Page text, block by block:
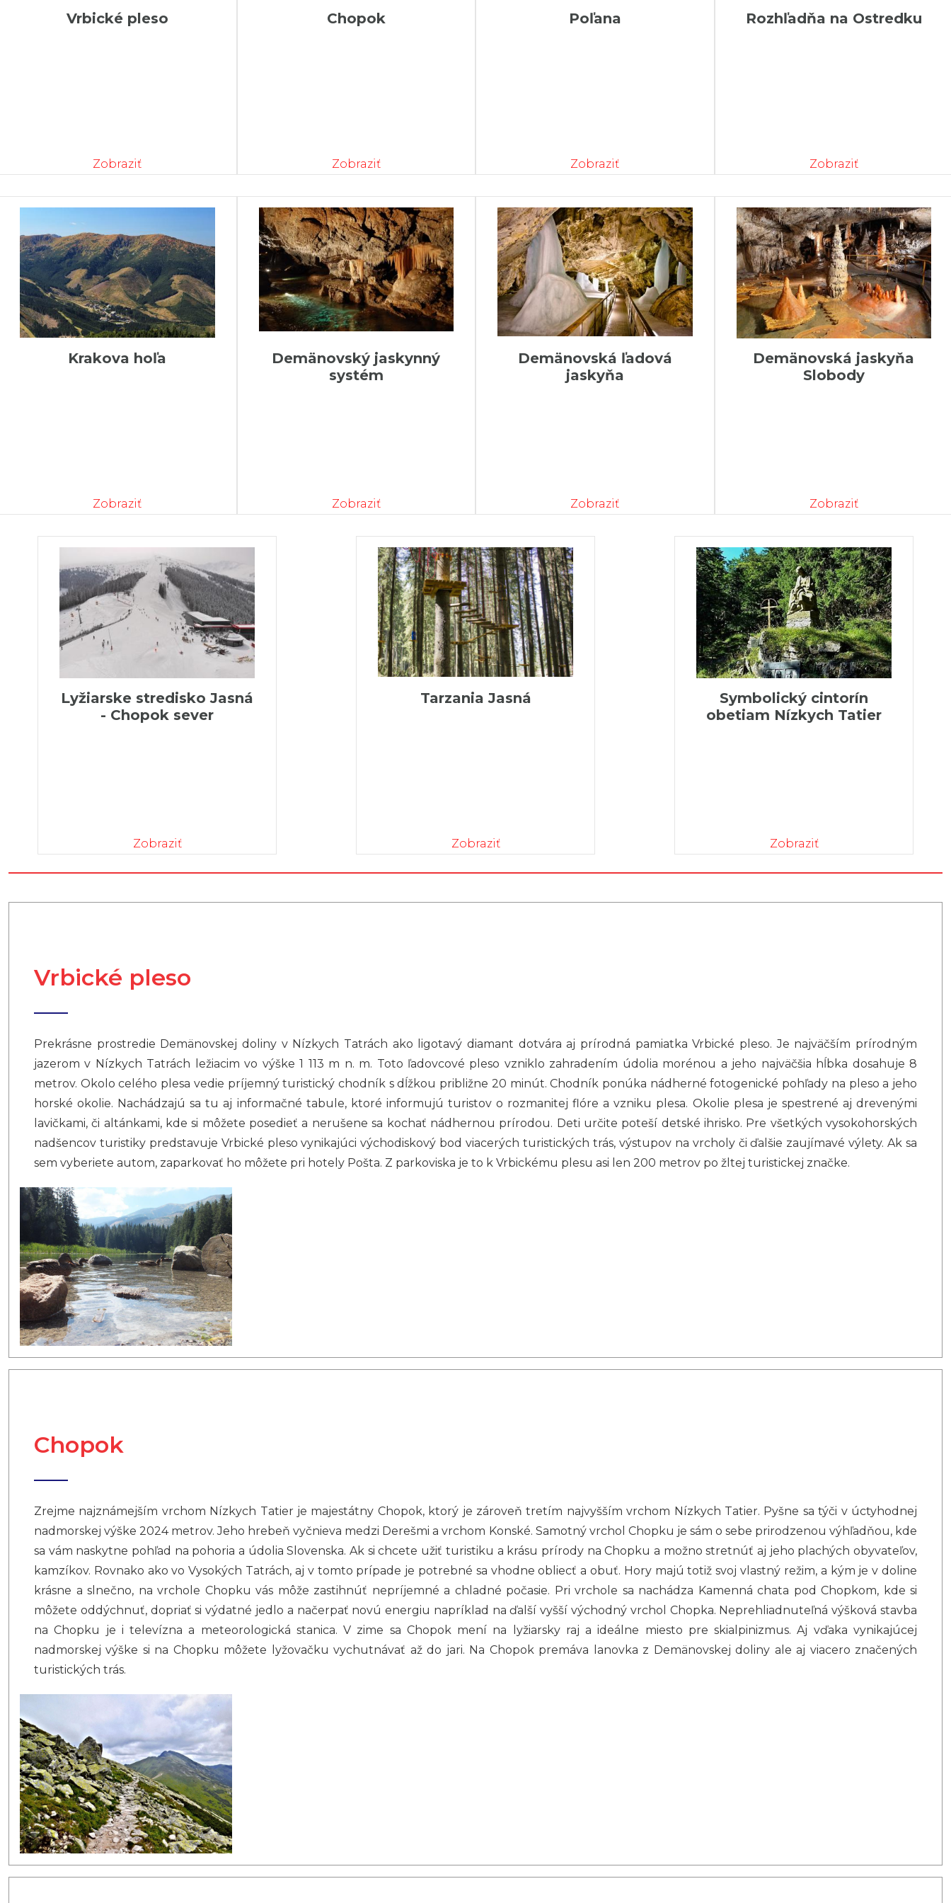
Vrbické pleso
Zobraziť
Chopok
Zobraziť
Poľana
Zobraziť
Rozhľadňa na Ostredku
Zobraziť
Krakova hoľa
Zobraziť
Demänovský jaskynný
systém
Zobraziť
Demänovská ľadová
jaskyňa
Zobraziť
Demänovská jaskyňa
Slobody
Zobraziť
Lyžiarske stredisko Jasná
- Chopok sever
Zobraziť
Tarzania Jasná
Zobraziť
Symbolický cintorín
obetiam Nízkych Tatier
Zobraziť
Vrbické pleso
Prekrásne prostredie Demänovskej doliny v Nízkych Tatrách ako ligotavý diamant dotvára aj prírodná pamiatka Vrbické pleso. Je najväčším prírodným
jazerom v Nízkych Tatrách ležiacim vo výške 1 113 m n. m. Toto ľadovcové pleso vzniklo zahradením údolia morénou a jeho najväčšia hĺbka dosahuje 8
metrov. Okolo celého plesa vedie príjemný turistický chodník s dĺžkou približne 20 minút. Chodník ponúka nádherné fotogenické pohľady na pleso a jeho
horské okolie. Nachádzajú sa tu aj informačné tabule, ktoré informujú turistov o rozmanitej flóre a vzniku plesa. Okolie plesa je spestrené aj drevenými
lavičkami, či altánkami, kde si môžete posedieť a nerušene sa kochať nádhernou prírodou. Deti určite poteší detské ihrisko. Pre všetkých vysokohorských
nadšencov turistiky predstavuje Vrbické pleso vynikajúci východiskový bod viacerých turistických trás, výstupov na vrcholy či ďalšie zaujímavé výlety. Ak sa
sem vyberiete autom, zaparkovať ho môžete pri hotely Pošta. Z parkoviska je to k Vrbickému plesu asi len 200 metrov po žltej turistickej značke.
Chopok
Zrejme najznámejším vrchom Nízkych Tatier je majestátny Chopok, ktorý je zároveň tretím najvyšším vrchom Nízkych Tatier. Pyšne sa týči v úctyhodnej
nadmorskej výške 2024 metrov. Jeho hrebeň vyčnieva medzi Derešmi a vrchom Konské. Samotný vrchol Chopku je sám o sebe prirodzenou výhľadňou, kde
sa vám naskytne pohľad na pohoria a údolia Slovenska. Ak si chcete užiť turistiku a krásu prírody na Chopku a možno stretnúť aj jeho plachých obyvateľov,
kamzíkov. Rovnako ako vo Vysokých Tatrách, aj v tomto prípade je potrebné sa vhodne obliecť a obuť. Hory majú totiž svoj vlastný režim, a kým je v doline
krásne a slnečno, na vrchole Chopku vás môže zastihnúť nepríjemné a chladné počasie. Pri vrchole sa nachádza Kamenná chata pod Chopkom, kde si
môžete oddýchnuť, dopriať si výdatné jedlo a načerpať novú energiu napríklad na ďalší vyšší východný vrchol Chopka. Neprehliadnuteľná výšková stavba
na Chopku je i televízna a meteorologická stanica. V zime sa Chopok mení na lyžiarsky raj a ideálne miesto pre skialpinizmus. Aj vďaka vynikajúcej
nadmorskej výške si na Chopku môžete lyžovačku vychutnávať až do jari. Na Chopok premáva lanovka z Demänovskej doliny ale aj viacero značených
turistických trás.